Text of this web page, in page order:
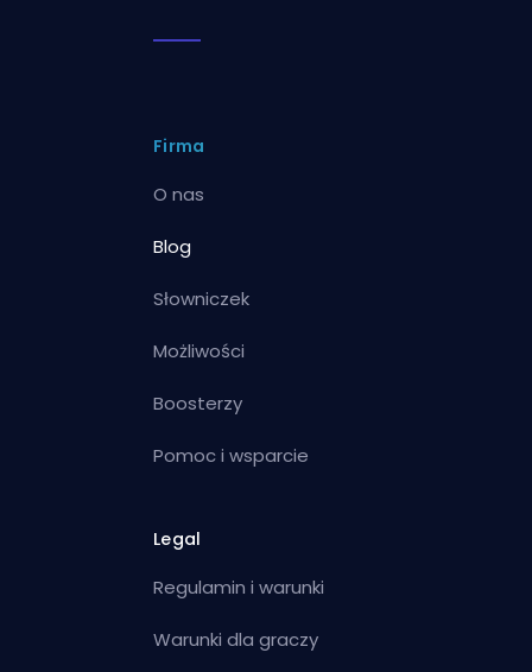
Firma
O nas
Blog
Słowniczek
Możliwości
Boosterzy
Pomoc i wsparcie
Legal
Regulamin i warunki
Warunki dla graczy